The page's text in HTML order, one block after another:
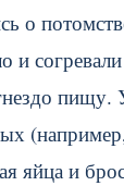
о
и
яйца и